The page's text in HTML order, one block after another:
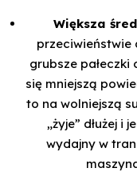
Większa
przeciwieństwie
grubsze pałeczki
się mniejszą
to na wolniejszą
„żyje” dłużej i
wydajny w